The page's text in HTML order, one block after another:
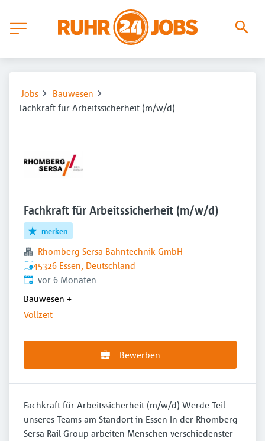
Jobs
Bauwesen
Fachkraft für Arbeitssicherheit (m/w/d)
Fachkraft für Arbeitssicherheit (m/w/d)
merken
Rhomberg Sersa Bahntechnik GmbH
45326 Essen, Deutschland
Veröffentlicht:
vor 6 Monaten
Bauwesen +
Vollzeit
Bewerben
Fachkraft für Arbeitssicherheit (m/w/d) Werde Teil
unseres Teams am Standort in Essen In der Rhomberg
Sersa Rail Group arbeiten Menschen verschiedenster